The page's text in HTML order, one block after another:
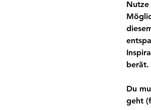
Nutze
berät.
Du
geht